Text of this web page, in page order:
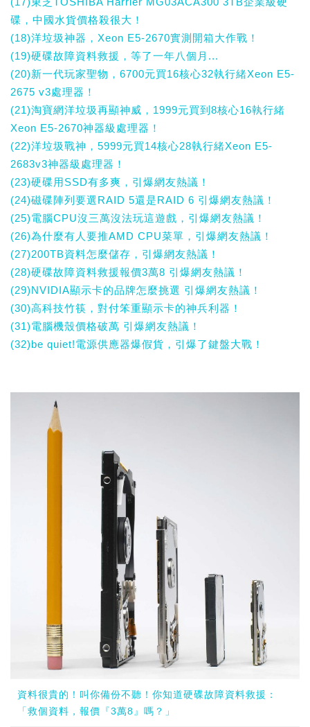
碟，中國水貨價格殺很大！
(18)洋垃圾神器，Xeon E5-2670實測開箱大作戰！
(19)硬碟故障資料救援，等了一年八個月...
(20)新一代玩家聖物，6700元買16核心32執行緒Xeon E5-
2675 v3處理器！
(21)淘寶網洋垃圾再顯神威，1999元買到8核心16執行緒
Xeon E5-2670神器級處理器！
(22)洋垃圾戰神，5999元買14核心28執行緒Xeon E5-
2683v3神器級處理器！
(23)硬碟用SSD有多爽，引爆網友熱議！
(24)磁碟陣列要選RAID 5還是RAID 6 引爆網友熱議！
(25)電腦CPU沒三萬沒法玩這遊戲，引爆網友熱議！
(26)為什麼有人要推AMD CPU菜單，引爆網友熱議！
(27)200TB資料怎麼儲存，引爆網友熱議！
(28)硬碟故障資料救援報價3萬8 引爆網友熱議！
(29)NVIDIA顯示卡的品牌怎麼挑選 引爆網友熱議！
(30)高科技竹筷，對付笨重顯示卡的神兵利器！
(31)電腦機殼價格破萬 引爆網友熱議！
(32)be quiet!電源供應器爆假貨，引爆了鍵盤大戰！
資料很貴的！叫你備份不聽！你知道硬碟故障資料救援：
「救個資料，報價『3萬8』嗎？」